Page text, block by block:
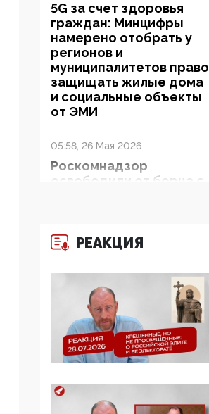
5G за счет здоровья
граждан: Минцифры
намерено отобрать у
регионов и
муниципалитетов право
защищать жилые дома
и социальные объекты
от ЭМИ
05:58, 26 Мая 2026
Роскомнадзор
освободили от борца с
07:39, 25 Мая 2026
семьи и традиционных
ценностей: «Новые
люди» поднимают
электорат феминисток
на битву с
мужчинами-«бабуинам
05:08, 15 Мая 2026
РЕАКЦИЯ